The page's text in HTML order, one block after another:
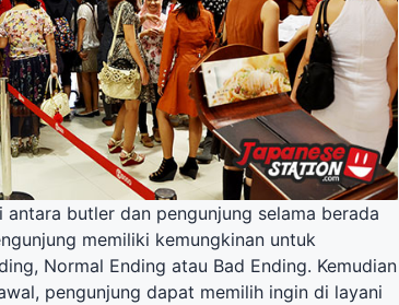
antara butler dan pengunjung selama berada
memiliki kemungkinan untuk
Normal Ending atau Bad Ending. Kemudian
pengunjung dapat memilih ingin di layani